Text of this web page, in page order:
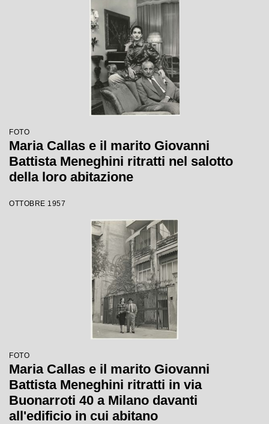
FOTO
Maria Callas e il marito Giovanni
Battista Meneghini ritratti nel salotto
della loro abitazione
OTTOBRE 1957
FOTO
Maria Callas e il marito Giovanni
Battista Meneghini ritratti in via
Buonarroti 40 a Milano davanti
all'edificio in cui abitano